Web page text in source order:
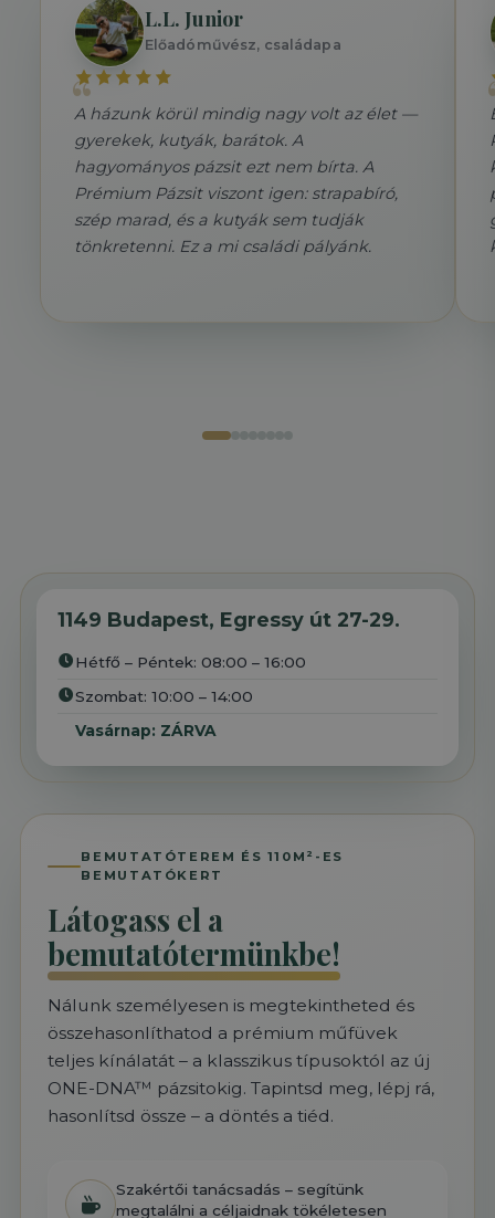
L.L. Junior
Előadóművész, családapa
A házunk körül mindig nagy volt az élet —
gyerekek, kutyák, barátok. A
hagyományos pázsit ezt nem bírta. A
Prémium Pázsit viszont igen: strapabíró,
szép marad, és a kutyák sem tudják
tönkretenni. Ez a mi családi pályánk.
1149 Budapest, Egressy út 27-29.
Hétfő – Péntek: 08:00 – 16:00
Szombat: 10:00 – 14:00
Vasárnap: ZÁRVA
BEMUTATÓTEREM ÉS 110M²-ES
BEMUTATÓKERT
Látogass el a
bemutatótermünkbe!
Nálunk személyesen is megtekintheted és
összehasonlíthatod a prémium műfüvek
teljes kínálatát – a klasszikus típusoktól az új
ONE-DNA™ pázsitokig. Tapintsd meg, lépj rá,
hasonlítsd össze – a döntés a tiéd.
Szakértői tanácsadás – segítünk
megtalálni a céljaidnak tökéletesen